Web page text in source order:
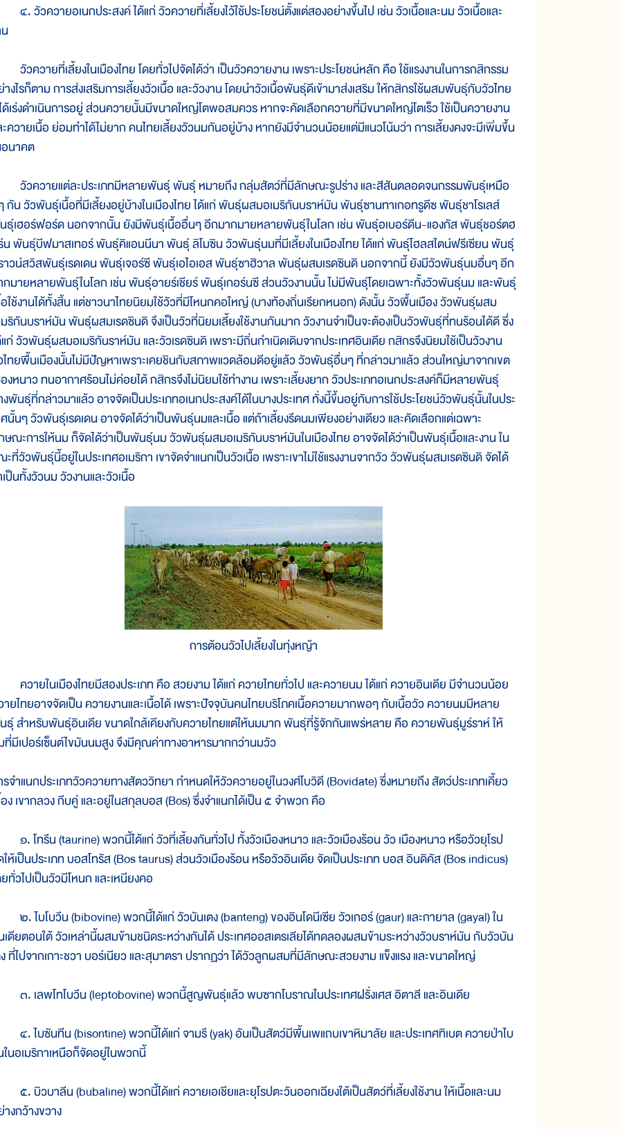
วควายอเนกประสงค์ ได้แก่ วัวควายที่เลี้ยงไว้ใช้ประโยชน์ตั้งแต่สองอย่างขึ้นไป เช่น วัวเนื้อและนม วัวเนื้อและ
วายที่เลี้ยงในเมืองไทย โดยทั่วไปจัดได้ว่า เป็นวัวควายงาน เพราะประโยชน์หลัก คือ ใช้แรงงานในการกสิกรรม
งไรก็ตาม การส่งเสริมการเลี้ยงวัวเนื้อ และวัวงาน โดยนำวัวเนื้อพันธุ์ดีเข้ามาส่งเสริม ให้กสิกรใช้ผสมพันธุ์กับวัวไทย
เร่งดำเนินการอยู่ ส่วนควายนั้นมีขนาดใหญ่โตพอสมควร หากจะคัดเลือกควายที่มีขนาดใหญ่โตเร็ว ใช้เป็นควายงาน
ควายเนื้อ ย่อมทำได้ไม่ยาก คนไทยเลี้ยงวัวนมกันอยู่บ้าง หากยังมีจำนวนน้อยแต่มีแนวโน้มว่า การเลี้ยงคงจะมีเพิ่มขึ้น
นาคต
ควายแต่ละประเภทมีหลายพันธุ์ พันธุ์ หมายถึง กลุ่มสัตว์ที่มีลักษณะรูปร่าง และสีสันตลอดจนกรรมพันธุ์เหมือ
กัน วัวพันธุ์เนื้อที่มีเลี้ยงอยู่บ้างในเมืองไทย ได้แก่ พันธุ์ผสมอเมริกันบราห์มัน พันธุ์ซานทาเกอทรูดีซ พันธุ์ชาโรเลส์
ธุ์เฮอร์ฟอร์ด นอกจากนั้น ยังมีพันธุ์เนื้ออื่นๆ อีกมากมายหลายพันธุ์ในโลก เช่น พันธุ์อเบอร์ดีน-แองกัส พันธุ์ชอร์ตฮ
น พันธุ์บีฟมาสเทอร์ พันธุ์คิแอนนีนา พันธุ์ ลิโมซิน วัวพันธุ์นมที่มีเลี้ยงในเมืองไทย ได้แก่ พันธุ์โฮลสไตน์ฟรีเซียน พันธุ์
าวน์สวิสพันธุ์เรดเดน พันธุ์เจอร์ซี พันธุ์เอไอเอส พันธุ์ซาฮิวาล พันธุ์ผสมเรดซินดิ นอกจากนี้ ยังมีวัวพันธุ์นมอื่นๆ อีก
กมายหลายพันธุ์ในโลก เช่น พันธุ์อายร์เชียร์ พันธุ์เกอร์นซี ส่วนวัวงานนั้น ไม่มีพันธุ์โดยเฉพาะทั้งวัวพันธุ์นม และพันธุ์
ใช้งานได้ทั้งสิ้น แต่ชาวนาไทยนิยมใช้วัวที่มีโหนกคอใหญ่ (บางท้องถิ่นเรียกหนอก) ดังนั้น วัวพื้นเมือง วัวพันธุ์ผสม
ริกันบราห์มัน พันธุ์ผสมเรดซินดิ จึงเป็นวัวที่นิยมเลี้ยงใช้งานกันมาก วัวงานจำเป็นจะต้องเป็นวัวพันธุ์ที่ทนร้อนได้ดี ซึ่ง
ก่ วัวพันธุ์ผสมอเมริกันราห์มัน และวัวเรดซินดิ เพราะมีถิ่นกำเนิดเดิมจากประเทศอินเดีย กสิกรจึงนิยมใช้เป็นวัวงาน
ไทยพื้นเมืองนั้นไม่มีปัญหาเพราะเคยชินกับสภาพแวดล้อมดีอยู่แล้ว วัวพันธุ์อื่นๆ ที่กล่าวมาแล้ว ส่วนใหญ่มาจากเขต
งหนาว ทนอากาศร้อนไม่ค่อยได้ กสิกรจึงไม่นิยมใช้ทำงาน เพราะเลี้ยงยาก วัวประเภทอเนกประสงค์ก็มีหลายพันธุ์
พันธุ์ที่กล่าวมาแล้ว อาจจัดเป็นประเภทอเนกประสงค์ได้ในบางประเทศ ทั่งนี้ขึ้นอยู่กับการใช้ประโยชน์วัวพันธุ์นั้นในประ
นั้นๆ วัวพันธุ์เรดเดน อาจจัดได้ว่าเป็นพันธุ์นมและเนื้อ แต่ถ้าเลี้ยงรีดนมเพียงอย่างเดียว และคัดเลือกแต่เฉพาะ
ณะการให้นม ก็จัดได้ว่าเป็นพันธุ์นม วัวพันธุ์ผสมอเมริกันบราห์มันในเมืองไทย อาจจัดได้ว่าเป็นพันธุ์เนื้อและงาน ใน
ที่วัวพันธุ์นี้อยู่ในประเทศอเมริกา เขาจัดจำแนกเป็นวัวเนื้อ เพราะเขาไม่ใช้แรงงานจากวัว วัวพันธุ์ผสมเรดซินดิ จัดได้
ป็นทั้งวัวนม วัวงานและวัวเนื้อ
การต้อนวัวไปเลี้ยงในทุ่งหญ้า
ายในเมืองไทยมีสองประเภท คือ สวยงาม ได้แก่ ควายไทยทั่วไป และควายนม ได้แก่ ควายอินเดีย มีจำนวนน้อย
ยไทยอาจจัดเป็น ควายงานและเนื้อได้ เพราะปัจจุบันคนไทยบริโภคเนื้อควายมากพอๆ กับเนื้อวัว ควายนมมีหลาย
ธุ์ สำหรับพันธุ์อินเดีย ขนาดใกล้เคียงกับควายไทยแต่ให้นมมาก พันธุ์ที่รู้จักกันแพร่หลาย คือ ควายพันธุ์มูร์ราห์ ให้
มีเปอร์เซ็นต์ไขมันนมสูง จึงมีคุณค่าทางอาหารมากกว่านมวัว
จำแนกประเภทวัวควายทางสัตววิทยา กำหนดให้วัวควายอยู่ในวงศ์โบวิดี (Bovidate) ซึ่งหมายถึง สัตว์ประเภทเคี้ยว
ง เขากลวง กีบคู่ และอยู่ในสกุลบอส (Bos) ซึ่งจำแนกได้เป็น ๕ จำพวก คือ
โทรีน (taurine) พวกนี้ได้แก่ วัวที่เลี้ยงกันทั่วไป ทั้งวัวเมืองหนาว และวัวเมืองร้อน วัว เมืองหนาว หรือวัวยุโรป
ห้เป็นประเภท บอสโทรัส (Bos taurus) ส่วนวัวเมืองร้อน หรือวัวอินเดีย จัดเป็นประเภท บอส อินดิคัส (Bos indicus)
ทั่วไปเป็นวัวมีโหนก และเหนียงคอ
ไบโบวีน (bibovine) พวกนี้ได้แก่ วัวบันเตง (banteng) ของอินโดนีเซีย วัวเกอร์ (gaur) และกายาล (gayal) ใน
ดียตอนใต้ วัวเหล่านี้ผสมข้ามชนิดระหว่างกันได้ ประเทศออสเตรเลียได้ทดลองผสมข้ามระหว่างวัวบราห์มัน กับวัวบัน
ที่ไปจากเกาะชวา บอร์เนียว และสุมาตรา ปรากฏว่า ได้วัวลูกผสมที่มีลักษณะสวยงาม แข็งแรง และขนาดใหญ่
เลพโทโบวีน (leptobovine) พวกนี้สูญพันธุ์แล้ว พบซากโบราณในประเทศฝรั่งเศส อิตาลี และอินเดีย
ไบซันทีน (bisontine) พวกนี้ได้แก่ จามรี (yak) อันเป็นสัตว์มีพื้นเพแถบเขาหิมาลัย และประเทศทิเบต ควายป่าไบ
นอเมริกาเหนือก็จัดอยู่ในพวกนี้
วบาลีน (bubaline) พวกนี้ได้แก่ ควายเอเชียและยุโรปตะวันออกเฉียงใต้เป็นสัตว์ที่เลี้ยงใช้งาน ให้เนื้อและนม
งกว้างขวาง